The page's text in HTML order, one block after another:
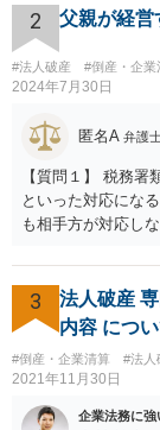
2 父親が経営
#法人破産 #倒産・企業
2024年7月30日
匿名A 弁護
【質問１】 税務
といった対応にな
も相手方が対応し
あれば、相手方に
意点があります。
応になりますが、
額を回答すること
らっしゃるわけで
す。その場合は、
同視できる程度の
3
法人破産
内容 につ
#倒産・企業清算 #法人
2021年11月30日
企業法務に強